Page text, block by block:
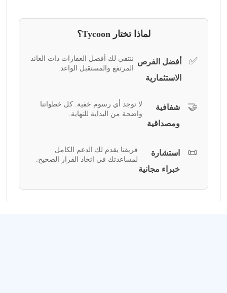
لماذا تختار Tycoon؟
✅
أفضل الفرص
الاستثمارية
ننتقي لك أفضل العقارات ذات العائد
المرتفع والمستقبل الواعد.
🤝
شفافية
ومصداقية
لا توجد أي رسوم خفية. كل خطواتنا
واضحة من البداية للنهاية.
📜
استشارة
خبراء مجانية
فريقنا يقدم لك الدعم الكامل
لمساعدتك في اتخاذ القرار الصحيح.